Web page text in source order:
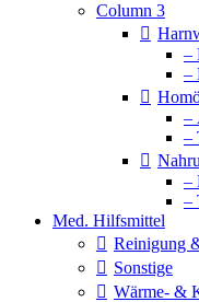
Column 3
–
–
–
–
–
–
Med. Hilfsmittel
Reinigung
Sonstige
Wärme- &